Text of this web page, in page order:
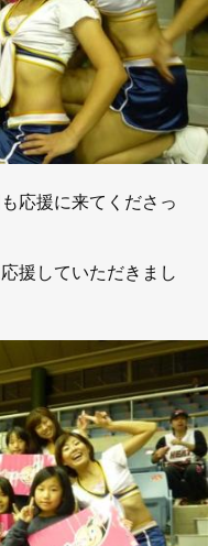
応援に来てくださっ
援していただきまし